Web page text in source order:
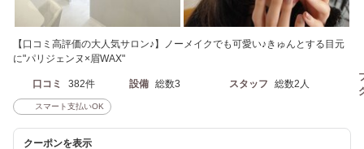
【口コミ高評価の大人気サロン♪】ノーメイクでも可愛い♪きゅんとする目元
に"パリジェンヌ×眉WAX"
口コミ 382件 設備 総数3 スタッフ 総数2人
スマート支払いOK
クーポンを表示